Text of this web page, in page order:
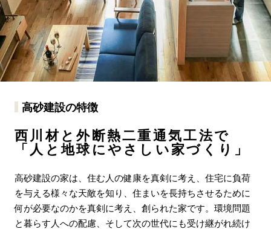
高砂建設の特徴
西川材と外断熱二重通気工法で
「人と地球にやさしい家づくり」
高砂建設の家は、住む人の健康を真剣に考え、住宅に負荷
を与える様々な天敵を知り、住まいを長持ちさせるために
何が必要なのかを真剣に考え、創られた家です。環境問題
と暮らす人への配慮、そして次の世代にも受け継がれ続け